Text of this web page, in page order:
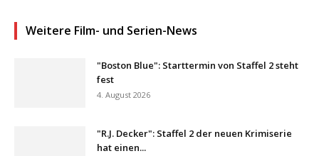
Weitere Film- und Serien-News
"Boston Blue": Starttermin von Staffel 2 steht
fest
4. August 2026
"R.J. Decker": Staffel 2 der neuen Krimiserie
hat einen...